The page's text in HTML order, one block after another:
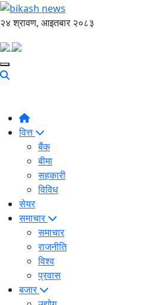
२४ श्रावण, आइतबार २०८३
वित्त
बैंक
बीमा
सहकारी
विविध
सेयर
समाचार
समाचार
राजनीति
विश्व
प्रवास
बजार